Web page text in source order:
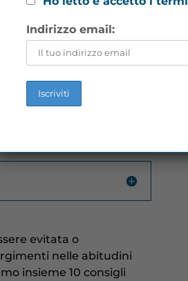
evitata o
nelle abitudini
insieme 10 consigli
Indirizzo email: